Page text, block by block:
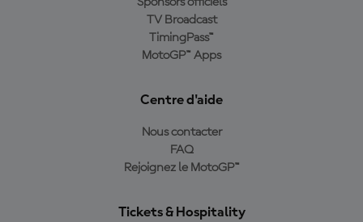
TV Broadcast
TimingPass™
MotoGP™ Apps
Centre d'aide
Nous contacter
FAQ
Rejoignez le MotoGP™
Tickets & Hospitality